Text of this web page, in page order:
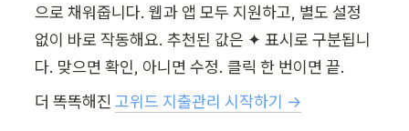
으로 채워줍니다. 웹과 앱 모두 지원하고, 별도 설정
없이 바로 작동해요. 추천된 값은 ✦ 표시로 구분됩니
다. 맞으면 확인, 아니면 수정. 클릭 한 번이면 끝.
더 똑똑해진 고위드 지출관리 시작하기 →